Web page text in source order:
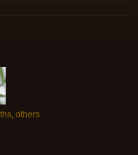
others